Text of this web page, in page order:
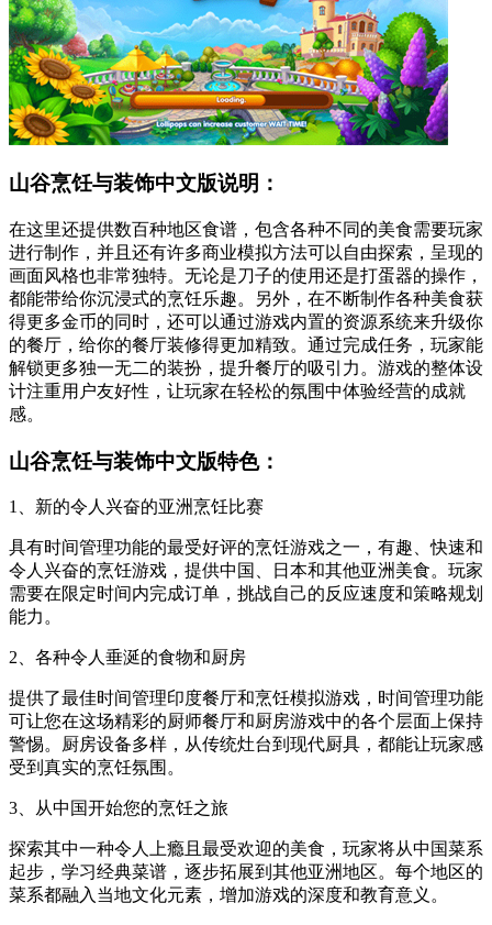
山谷烹饪与装饰中文版说明：
在这里还提供数百种地区食谱，包含各种不同的美食需要玩家
进行制作，并且还有许多商业模拟方法可以自由探索，呈现的
画面风格也非常独特。无论是刀子的使用还是打蛋器的操作，
都能带给你沉浸式的烹饪乐趣。另外，在不断制作各种美食获
得更多金币的同时，还可以通过游戏内置的资源系统来升级你
的餐厅，给你的餐厅装修得更加精致。通过完成任务，玩家能
解锁更多独一无二的装扮，提升餐厅的吸引力。游戏的整体设
计注重用户友好性，让玩家在轻松的氛围中体验经营的成就
感。
山谷烹饪与装饰中文版特色：
1、新的令人兴奋的亚洲烹饪比赛
具有时间管理功能的最受好评的烹饪游戏之一，有趣、快速和
令人兴奋的烹饪游戏，提供中国、日本和其他亚洲美食。玩家
需要在限定时间内完成订单，挑战自己的反应速度和策略规划
能力。
2、各种令人垂涎的食物和厨房
提供了最佳时间管理印度餐厅和烹饪模拟游戏，时间管理功能
可让您在这场精彩的厨师餐厅和厨房游戏中的各个层面上保持
警惕。厨房设备多样，从传统灶台到现代厨具，都能让玩家感
受到真实的烹饪氛围。
3、从中国开始您的烹饪之旅
探索其中一种令人上瘾且最受欢迎的美食，玩家将从中国菜系
起步，学习经典菜谱，逐步拓展到其他亚洲地区。每个地区的
菜系都融入当地文化元素，增加游戏的深度和教育意义。